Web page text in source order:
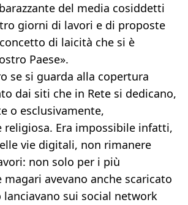
del media cosiddetti
giorni di lavori e di proposte
di laicità che si è
Paese».
se si guarda alla copertura
dai siti che in Rete si dedicano,
o esclusivamente,
religiosa. Era impossibile infatti,
vie digitali, non rimanere
non solo per i più
avevano anche scaricato
lanciavano sui social network